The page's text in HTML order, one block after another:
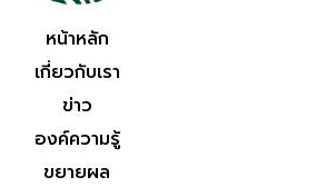
หน้าหลัก
เกี่ยวกับเรา
ข่าว
องค์ความรู้
ขยายผล